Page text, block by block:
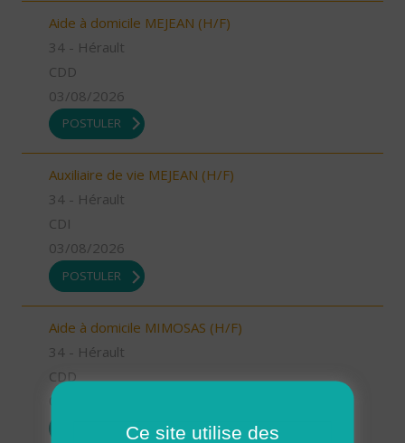
Aide à domicile MEJEAN (H/F)
34 - Hérault
CDD
03/08/2026
POSTULER
Auxiliaire de vie MEJEAN (H/F)
34 - Hérault
CDI
03/08/2026
POSTULER
Aide à domicile MIMOSAS (H/F)
34 - Hérault
CDD
03/08/2026
Ce site utilise des